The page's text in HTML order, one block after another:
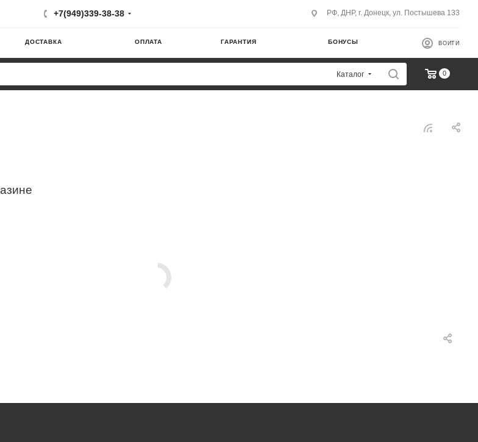
+7(949)339-38-38 РФ, ДНР, г. Донецк, ул. Постышева 133
ДОСТАВКА ОПЛАТА ГАРАНТИЯ БОНУСЫ ВОЙТИ
Каталог 0